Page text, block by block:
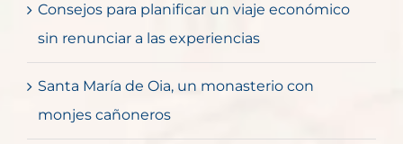
Consejos para planificar un viaje económico
sin renunciar a las experiencias
Santa María de Oia, un monasterio con
monjes cañoneros